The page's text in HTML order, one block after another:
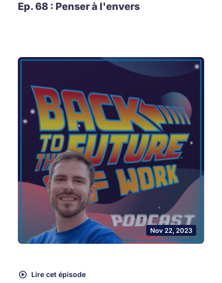
Ep. 68 : Penser à l'envers
Nov 22, 2023
Lire cet épisode